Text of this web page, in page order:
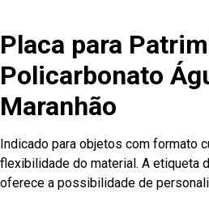
Placa para
Policarbonato
Maranhão
Indicado para objetos com formato
flexibilidade do material. A etiqueta
oferece a possibilidade de